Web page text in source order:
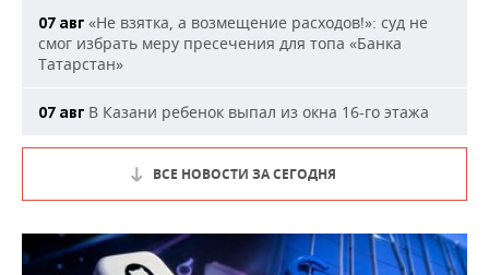
07 авг «Не взятка, а возмещение расходов!»: суд не
смог избрать меру пресечения для топа «Банка
Татарстан»
07 авг В Казани ребенок выпал из окна 16-го этажа
ВСЕ НОВОСТИ ЗА СЕГОДНЯ